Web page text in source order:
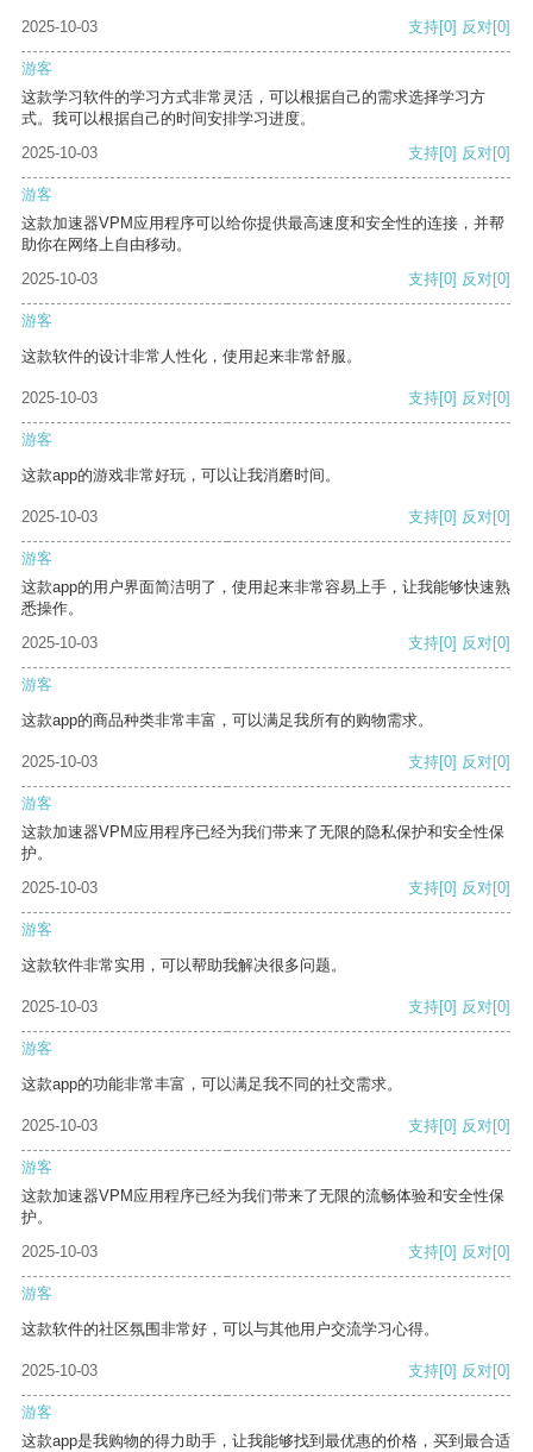
2025-10-03
支持[0] 反对[0]
游客
这款学习软件的学习方式非常灵活，可以根据自己的需求选择学习方
式。我可以根据自己的时间安排学习进度。
2025-10-03
支持[0] 反对[0]
游客
这款加速器VPM应用程序可以给你提供最高速度和安全性的连接，并帮
助你在网络上自由移动。
2025-10-03
支持[0] 反对[0]
游客
这款软件的设计非常人性化，使用起来非常舒服。
2025-10-03 支持[0] 反对[0]
游客
这款app的游戏非常好玩，可以让我消磨时间。
2025-10-03 支持[0] 反对[0]
游客
这款app的用户界面简洁明了，使用起来非常容易上手，让我能够快速熟
悉操作。
2025-10-03
支持[0] 反对[0]
游客
这款app的商品种类非常丰富，可以满足我所有的购物需求。
2025-10-03 支持[0] 反对[0]
游客
这款加速器VPM应用程序已经为我们带来了无限的隐私保护和安全性保
护。
2025-10-03
支持[0] 反对[0]
游客
这款软件非常实用，可以帮助我解决很多问题。
2025-10-03 支持[0] 反对[0]
游客
这款app的功能非常丰富，可以满足我不同的社交需求。
2025-10-03 支持[0] 反对[0]
游客
这款加速器VPM应用程序已经为我们带来了无限的流畅体验和安全性保
护。
2025-10-03
支持[0] 反对[0]
游客
这款软件的社区氛围非常好，可以与其他用户交流学习心得。
2025-10-03 支持[0] 反对[0]
游客
这款app是我购物的得力助手，让我能够找到最优惠的价格，买到最合适